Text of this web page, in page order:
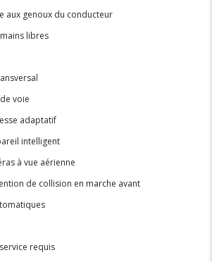
aux genoux du conducteur
libres
voie
adaptatif
intelligent
à vue aérienne
de collision en marche avant
requis